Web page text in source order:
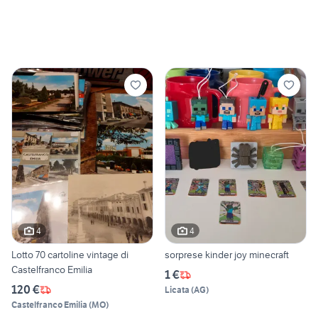
4
Lotto 70 cartoline vintage di
Castelfranco Emilia
120 €
Castelfranco Emilia (MO)
4
sorprese kinder joy minecraft
1 €
Licata (AG)